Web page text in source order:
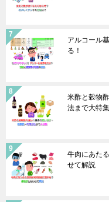
アルコール
る！
米酢と穀物
法まで大特集
牛肉にあた
せて解説